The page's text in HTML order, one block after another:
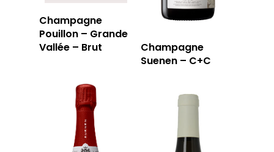
Champagne
Pouillon – Grande
Vallée – Brut
Champagne
Suenen – C+C